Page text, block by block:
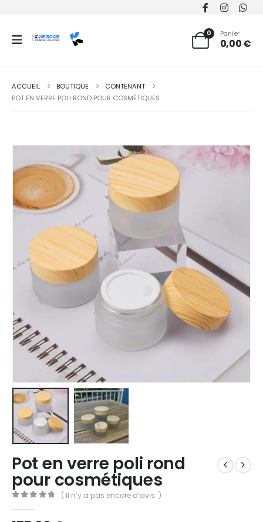
0 Panier
0,00€
ACCUEIL BOUTIQUE
CONTENANT
POT EN VERRE POLI ROND POUR COSMÉTIQUES
Pot en verre poli rond
pour cosmétiques
( Il n’y a pas encore d’avis. )